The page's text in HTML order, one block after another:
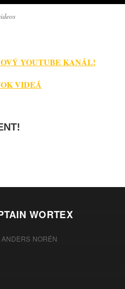
YOUTUBE KANÁL!
VIDEÁ
WORTEX
ANDERS NORÉN